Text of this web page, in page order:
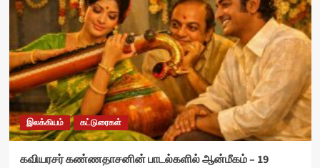
இலக்கியம் கட்டுரைகள்
கவியரசர் கண்ணதாசனின் பாடல்களில் ஆன்மீகம் – 19